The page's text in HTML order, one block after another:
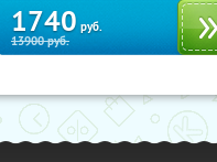
1740 руб.
13900руб.